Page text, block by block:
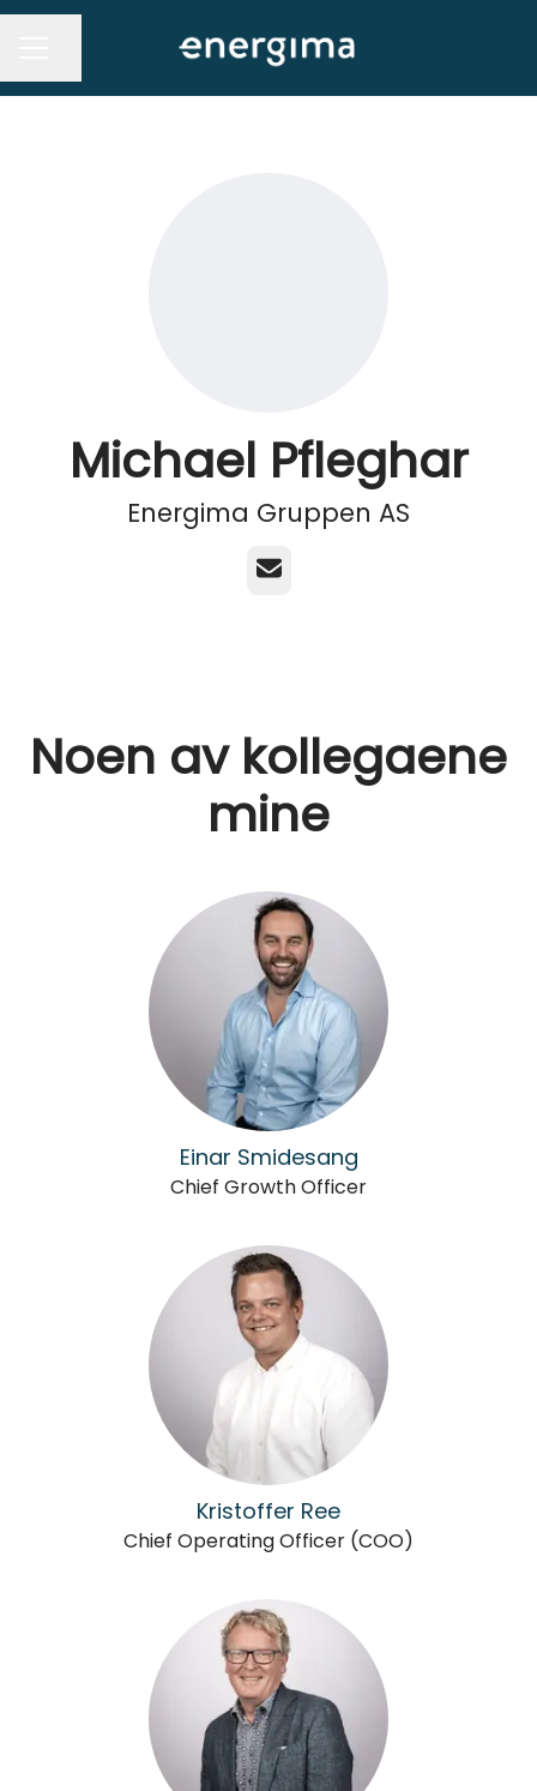
Michael Pfleghar
Energima Gruppen AS
E-post
Noen av kollegaene
mine
Einar Smidesang
Chief Growth Officer
Kristoffer Ree
Chief Operating Officer (COO)